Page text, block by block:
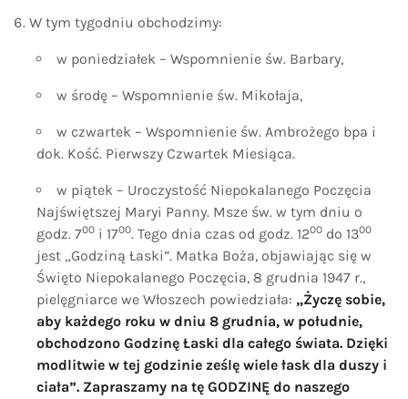
W tym tygodniu obchodzimy:
w poniedziałek – Wspomnienie św. Barbary,
w środę – Wspomnienie św. Mikołaja,
w czwartek – Wspomnienie św. Ambrożego bpa i
dok. Kość. Pierwszy Czwartek Miesiąca.
w piątek – Uroczystość Niepokalanego Poczęcia
Najświętszej Maryi Panny. Msze św. w tym dniu o
godz. 700 i 1700. Tego dnia czas od godz. 1200 do 1300
jest „Godziną Łaski”. Matka Boża, objawiając się w
Święto Niepokalanego Poczęcia, 8 grudnia 1947 r.,
pielęgniarce we Włoszech powiedziała: „Życzę sobie,
aby każdego roku w dniu 8 grudnia, w południe,
obchodzono Godzinę Łaski dla całego świata. Dzięki
modlitwie w tej godzinie ześlę wiele łask dla duszy i
ciała”. Zapraszamy na tę GODZINĘ do naszego